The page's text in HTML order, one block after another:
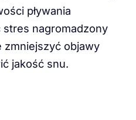
pływania
stres nagromadzony
zmniejszyć objawy
jakość snu.